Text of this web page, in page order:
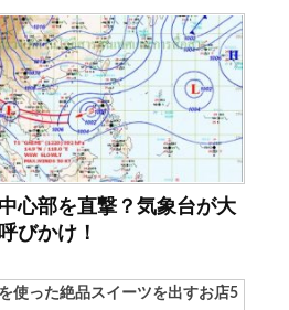
心部を直撃？気象台が大
びかけ！